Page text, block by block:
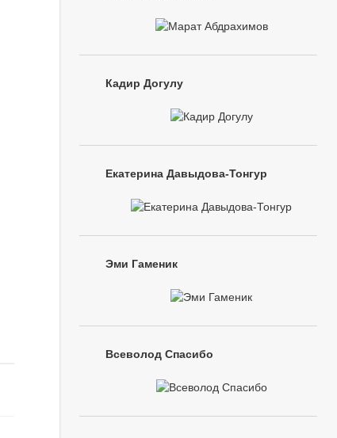
Кадир Догулу
Екатерина Давыдова-Тонгур
Эми Гаменик
Всеволод Спасибо